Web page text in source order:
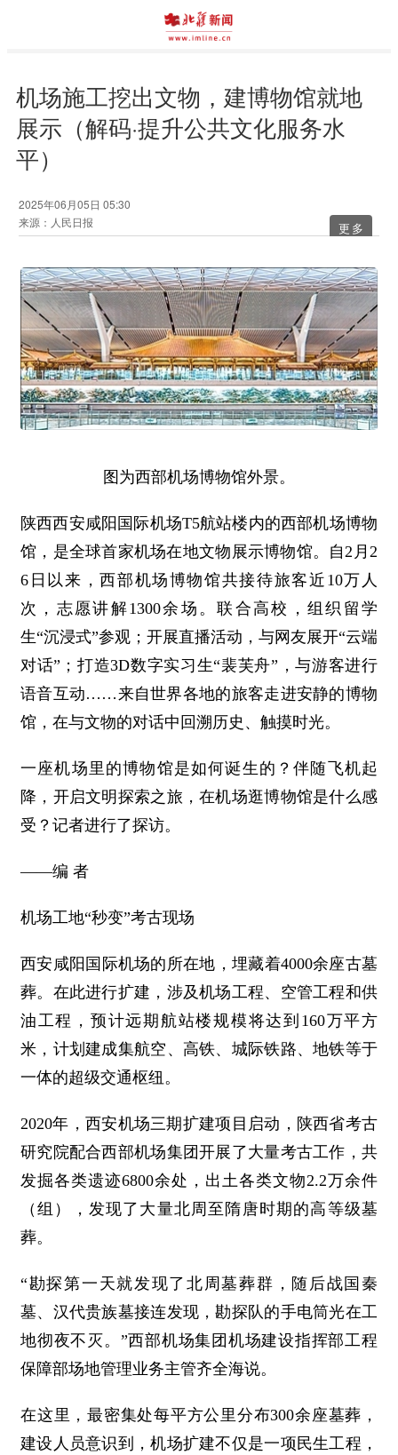
机场施工挖出文物，建博物馆就地
展示（解码·提升公共文化服务水
平）
2025年06月05日 05:30
来源：人民日报
更多
图为西部机场博物馆外景。
陕西西安咸阳国际机场T5航站楼内的西部机场博物
馆，是全球首家机场在地文物展示博物馆。自2月2
6日以来，西部机场博物馆共接待旅客近10万人
次，志愿讲解1300余场。联合高校，组织留学
生“沉浸式”参观；开展直播活动，与网友展开“云端
对话”；打造3D数字实习生“裴芙舟”，与游客进行
语音互动……来自世界各地的旅客走进安静的博物
馆，在与文物的对话中回溯历史、触摸时光。
一座机场里的博物馆是如何诞生的？伴随飞机起
降，开启文明探索之旅，在机场逛博物馆是什么感
受？记者进行了探访。
——编 者
机场工地“秒变”考古现场
西安咸阳国际机场的所在地，埋藏着4000余座古墓
葬。在此进行扩建，涉及机场工程、空管工程和供
油工程，预计远期航站楼规模将达到160万平方
米，计划建成集航空、高铁、城际铁路、地铁等于
一体的超级交通枢纽。
2020年，西安机场三期扩建项目启动，陕西省考古
研究院配合西部机场集团开展了大量考古工作，共
发掘各类遗迹6800余处，出土各类文物2.2万余件
（组），发现了大量北周至隋唐时期的高等级墓
葬。
“勘探第一天就发现了北周墓葬群，随后战国秦
墓、汉代贵族墓接连发现，勘探队的手电筒光在工
地彻夜不灭。”西部机场集团机场建设指挥部工程
保障部场地管理业务主管齐全海说。
在这里，最密集处每平方公里分布300余座墓葬，
建设人员意识到，机场扩建不仅是一项民生工程，